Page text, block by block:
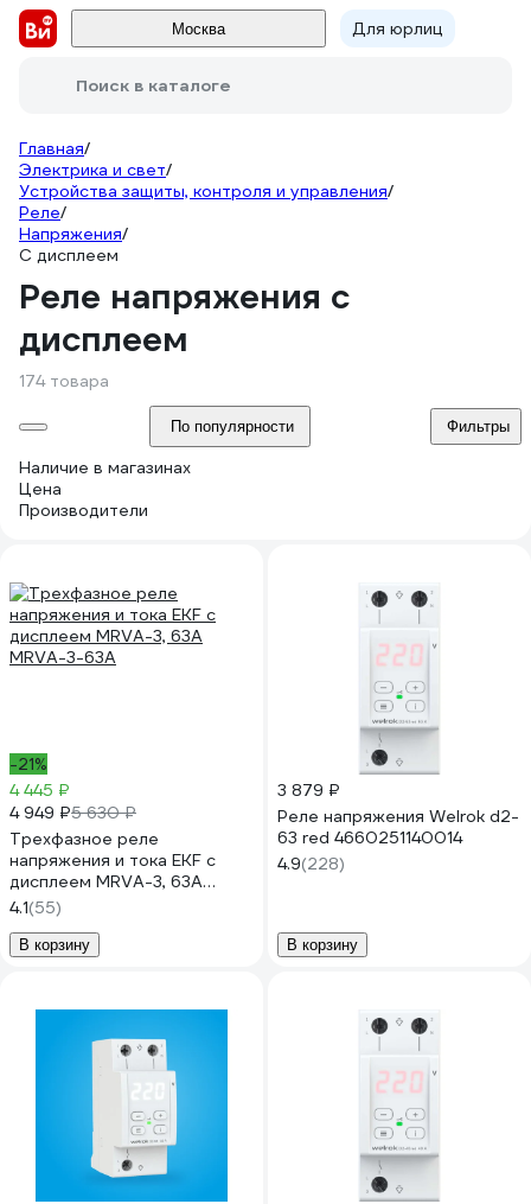
Москва Для юрлиц
Поиск в каталоге
Главная/
Электрика и свет/
Устройства защиты, контроля и управления/
Реле/
Напряжения/
С дисплеем
Реле напряжения с
дисплеем
174 товара
По популярности Фильтры
Наличие в магазинах
Цена
Производители
-21%
4 445 ₽
4 949 ₽5 630 ₽
Трехфазное реле
напряжения и тока EKF с
дисплеем MRVA-3, 63A
MRVA-3-63A
4.1(55)
В корзину
3 879 ₽
Реле напряжения Welrok d2-
63 red 4660251140014
4.9(228)
В корзину